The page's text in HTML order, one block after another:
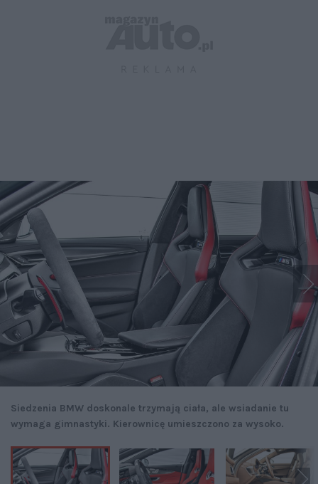
Siedzenia BMW doskonale trzymają ciała, ale wsiadanie tu
wymaga gimnastyki. Kierownicę umieszczono za wysoko.